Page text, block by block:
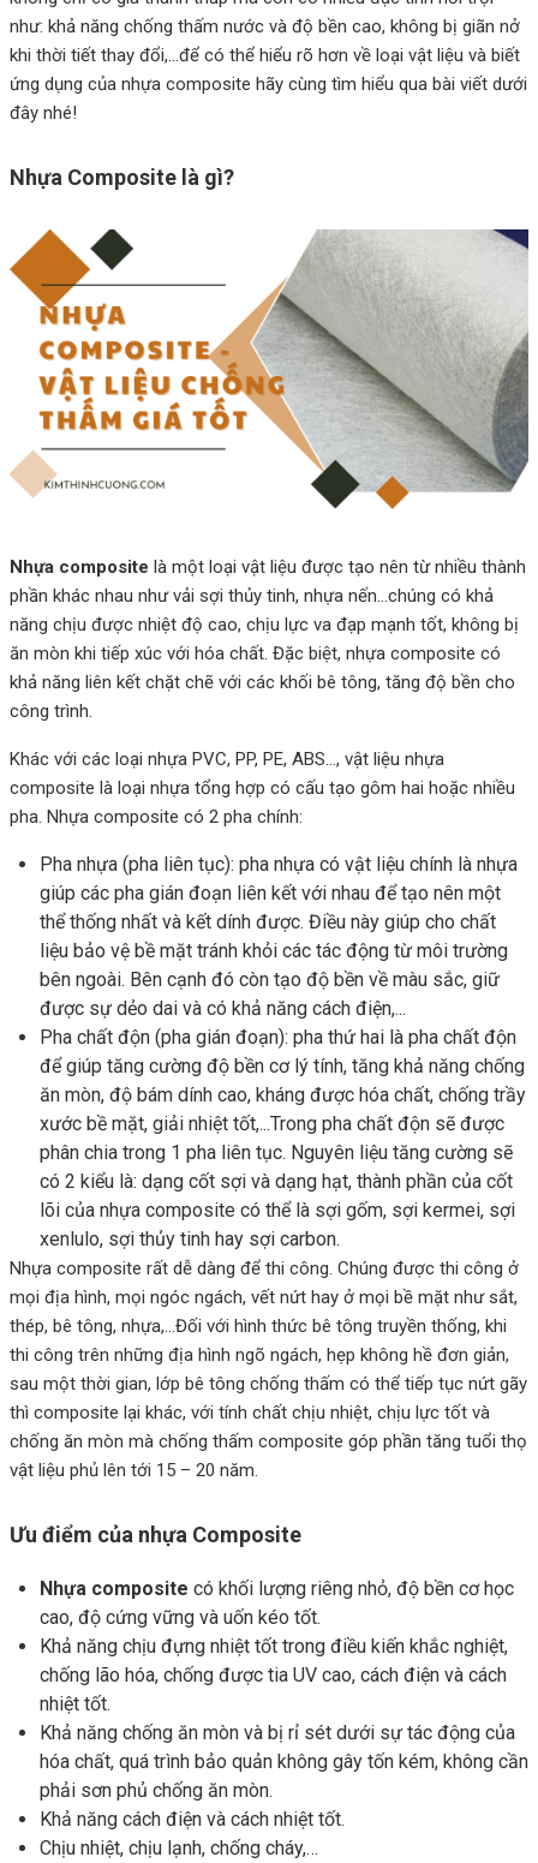
như: khả năng chống thấm nước và độ bền cao, không bị giãn nở
khi thời tiết thay đổi,...để có thể hiểu rõ hơn về loại vật liệu và biết
ứng dụng của nhựa composite hãy cùng tìm hiểu qua bài viết dưới
đây nhé!
Nhựa Composite là gì?
Nhựa composite là một loại vật liệu được tạo nên từ nhiều thành
phần khác nhau như vải sợi thủy tinh, nhựa nến…chúng có khả
năng chịu được nhiệt độ cao, chịu lực va đạp mạnh tốt, không bị
ăn mòn khi tiếp xúc với hóa chất. Đặc biệt, nhựa composite có
khả năng liên kết chặt chẽ với các khối bê tông, tăng độ bền cho
công trình.
Khác với các loại nhựa PVC, PP, PE, ABS…, vật liệu nhựa
composite là loại nhựa tổng hợp có cấu tạo gôm hai hoặc nhiều
pha. Nhựa composite có 2 pha chính:
Pha nhựa (pha liên tục): pha nhựa có vật liệu chính là nhựa
giúp các pha gián đoạn liên kết với nhau để tạo nên một
thể thống nhất và kết dính được. Điều này giúp cho chất
liệu bảo vệ bề mặt tránh khỏi các tác động từ môi trường
bên ngoài. Bên cạnh đó còn tạo độ bền về màu sắc, giữ
được sự dẻo dai và có khả năng cách điện,...
Pha chất độn (pha gián đoạn): pha thứ hai là pha chất độn
để giúp tăng cường độ bền cơ lý tính, tăng khả năng chống
ăn mòn, độ bám dính cao, kháng được hóa chất, chống trầy
xước bề mặt, giải nhiệt tốt,...Trong pha chất độn sẽ được
phân chia trong 1 pha liên tục. Nguyên liệu tăng cường sẽ
có 2 kiểu là: dạng cốt sợi và dạng hạt, thành phần của cốt
lõi của nhựa composite có thể là sợi gốm, sợi kermei, sợi
xenlulo, sợi thủy tinh hay sợi carbon.
Nhựa composite rất dễ dàng để thi công. Chúng được thi công ở
mọi địa hình, mọi ngóc ngách, vết nứt hay ở mọi bề mặt như sắt,
thép, bê tông, nhựa,…Đối với hình thức bê tông truyền thống, khi
thi công trên những địa hình ngõ ngách, hẹp không hề đơn giản,
sau một thời gian, lớp bê tông chống thấm có thể tiếp tục nứt gãy
thì composite lại khác, với tính chất chịu nhiệt, chịu lực tốt và
chống ăn mòn mà chống thấm composite góp phần tăng tuổi thọ
vật liệu phủ lên tới 15 – 20 năm.
Ưu điểm của nhựa Composite
Nhựa composite có khối lượng riêng nhỏ, độ bền cơ học
cao, độ cứng vững và uốn kéo tốt.
Khả năng chịu đựng nhiệt tốt trong điều kiến khắc nghiệt,
chống lão hóa, chống được tia UV cao, cách điện và cách
nhiệt tốt.
Khả năng chống ăn mòn và bị rỉ sét dưới sự tác động của
hóa chất, quá trình bảo quản không gây tốn kém, không cần
phải sơn phủ chống ăn mòn.
Khả năng cách điện và cách nhiệt tốt.
Chịu nhiệt, chịu lạnh, chống cháy,…